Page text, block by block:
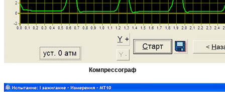
Компрессограф